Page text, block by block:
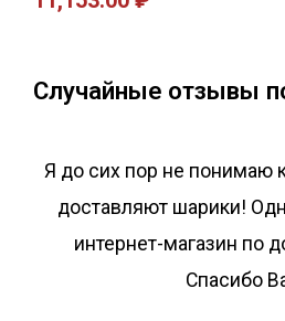
Случайные отзывы
Я до сих пор не понимаю
доставляют шарики!
интернет-магазин по
Спасибо